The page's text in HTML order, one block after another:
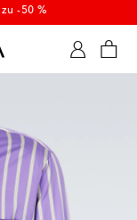
-50 %